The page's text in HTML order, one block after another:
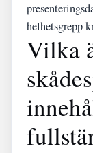
helhetsgrepp
Vilka